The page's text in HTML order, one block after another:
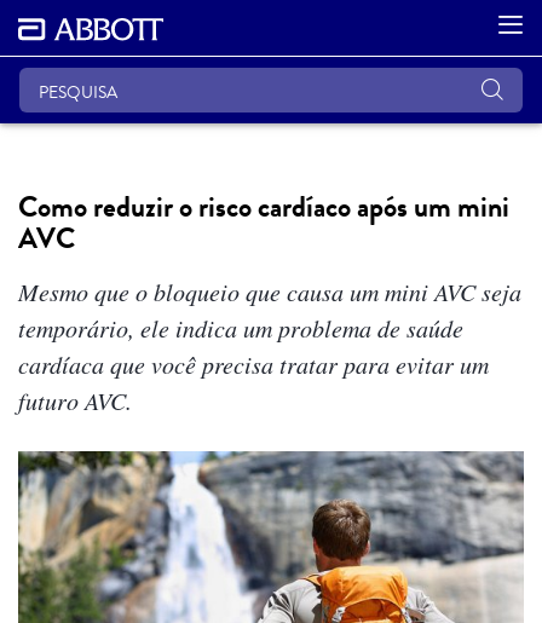
Como reduzir o risco cardíaco após um mini
AVC
Mesmo que o bloqueio que causa um mini AVC seja
temporário, ele indica um problema de saúde
cardíaca que você precisa tratar para evitar um
futuro AVC.